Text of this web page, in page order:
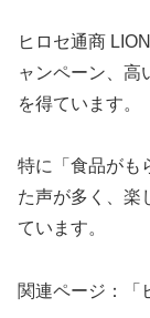
ヒロセ通商
ャンペーン、高
を得ています。
特に「食品がも
た声が多く、楽
ています。
関連ページ：「